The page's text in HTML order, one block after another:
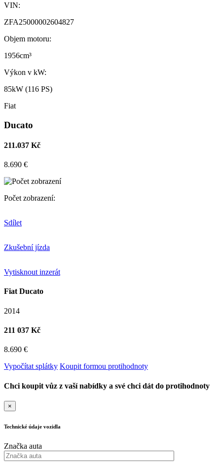
VIN:
ZFA25000002604827
Objem motoru:
1956cm³
Výkon v kW:
85kW (116 PS)
Fiat
Ducato
211.037 Kč
8.690 €
Počet zobrazení:
Sdílet
Zkušební jízda
Vytisknout inzerát
Fiat Ducato
2014
211 037 Kč
8.690 €
Vypočítat splátky Koupit formou protihodnoty
Chci koupit vůz z vaší nabídky a své chci dát do protihodnoty
×
Technické údaje vozidla
Značka auta